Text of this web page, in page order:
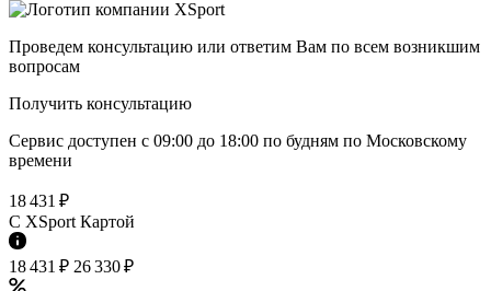
Проведем консультацию или ответим Вам по всем возникшим
вопросам
Получить консультацию
Сервис доступен с 09:00 до 18:00 по будням по Московcкому
времени
18 431 ₽
C XSport Картой
18 431 ₽ 26 330 ₽